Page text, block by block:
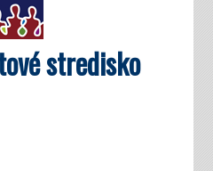
stredisko